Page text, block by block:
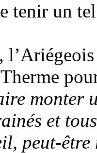
tenir un
monter
et
peut-